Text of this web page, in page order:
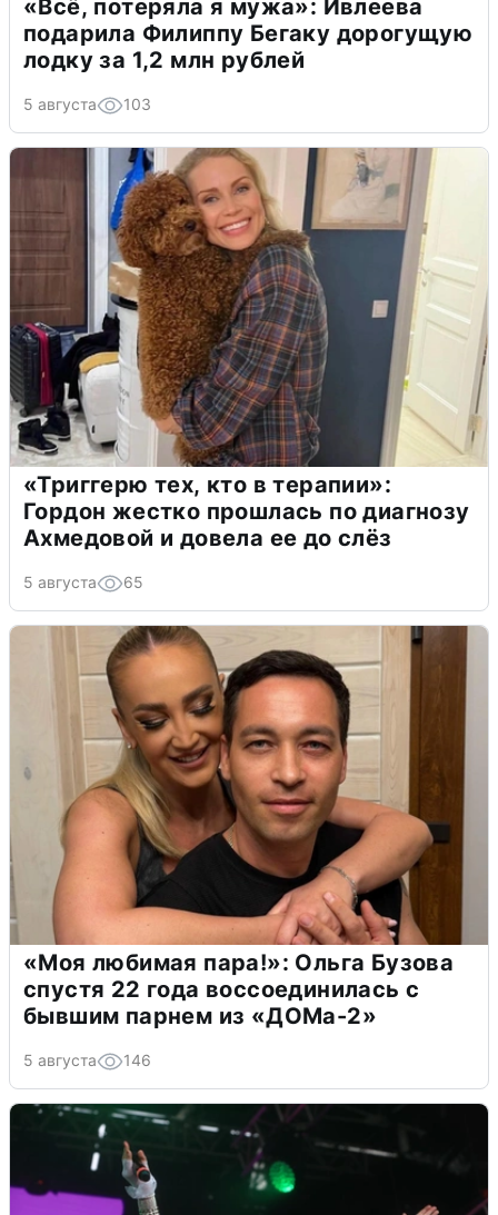
«Всё, потеряла я мужа»: Ивлеева
подарила Филиппу Бегаку дорогущую
лодку за 1,2 млн рублей
5 августа 103
«Триггерю тех, кто в терапии»:
Гордон жестко прошлась по диагнозу
Ахмедовой и довела ее до слёз
5 августа 65
«Моя любимая пара!»: Ольга Бузова
спустя 22 года воссоединилась с
бывшим парнем из «ДОМа-2»
5 августа 146